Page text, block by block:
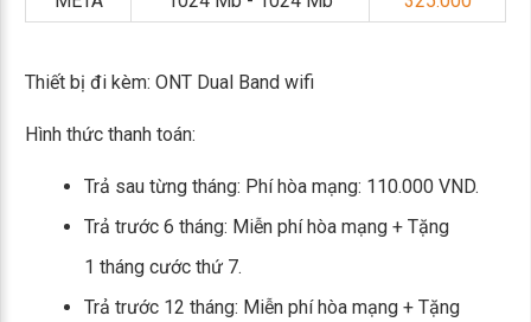
Thiết bị đi kèm: ONT Dual Band wifi
Hình thức thanh toán:
Trả sau từng tháng: Phí hòa mạng: 110.000 VND.
Trả trước 6 tháng: Miễn phí hòa mạng + Tặng
1 tháng cước thứ 7.
Trả trước 12 tháng: Miễn phí hòa mạng + Tặng